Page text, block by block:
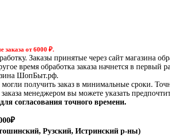
от 6000 ₽.
Заказы принятые через сайт магазина
время обработка заказа начнется в первый
ШопБыт.рф.
получить заказ в минимальные сроки.
менеджером вы можете указать
согласования точного времени.
Рузский, Истринский р-ны)